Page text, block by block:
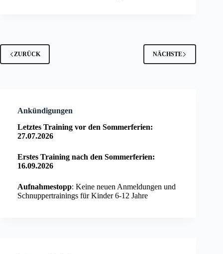
ZURÜCK NÄCHSTE
Ankündigungen
Letztes Training vor den Sommerferien:
27.07.2026
Erstes Training nach den Sommerferien:
16.09.2026
Aufnahmestopp: Keine neuen Anmeldungen und
Schnuppertrainings für Kinder 6-12 Jahre